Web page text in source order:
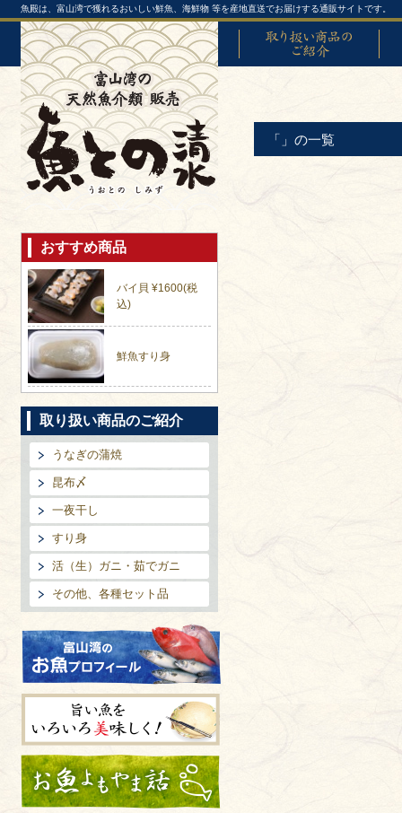
魚殿は、富山湾で獲れるおいしい鮮魚、海鮮物 等を産地直送でお届けする通販サイトです。
おすすめ商品
バイ貝 ¥1600(税
込)
鮮魚すり身
取り扱い商品のご紹介
うなぎの蒲焼
昆布〆
一夜干し
すり身
活（生）ガニ・茹でガニ
その他、各種セット品
富山湾のお魚プロフィール
旨い魚をいろいろ美味しく!
「」の一覧